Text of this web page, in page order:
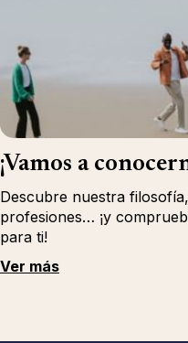
¡Vamos a
Descubre nuestra
profesiones… ¡y
para ti!
Ver más